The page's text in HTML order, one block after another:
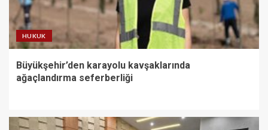
HUKUK
Büyükşehir’den karayolu kavşaklarında
ağaçlandırma seferberliği